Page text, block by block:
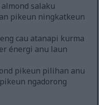
salaku
pikeun ningkatkeun
cau atanapi kurma
énergi anu laun
pikeun pilihan anu
ngadorong